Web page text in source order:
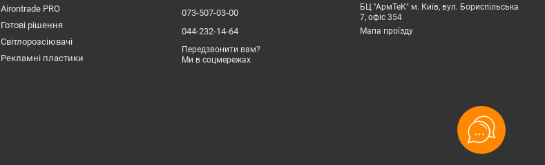
Airontrade PRO
Готові рішення
Світлорозсіювачі
Рекламні пластики
073-507-03-00
044-232-14-64
Передзвонити вам?
БЦ "АрмТеК" м. Київ, вул. Бориспільська
7, офіс 354
Мапа проїзду
Ми в соцмережах